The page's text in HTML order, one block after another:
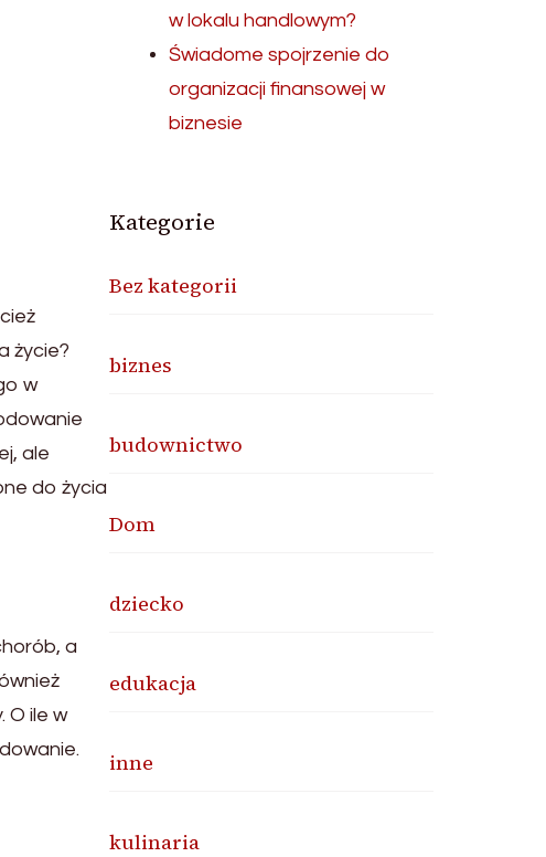
życie?
w
ale
do życia
a
O ile w
w lokalu handlowym?
Świadome spojrzenie do
organizacji finansowej w
biznesie
Kategorie
Bez kategorii
biznes
budownictwo
Dom
dziecko
edukacja
inne
kulinaria